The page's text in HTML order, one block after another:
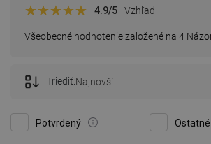
Všeobecné hodnotenie založené na 4
4.9/5 Vzhľad
Potvrdený
Triediť:Najnovší